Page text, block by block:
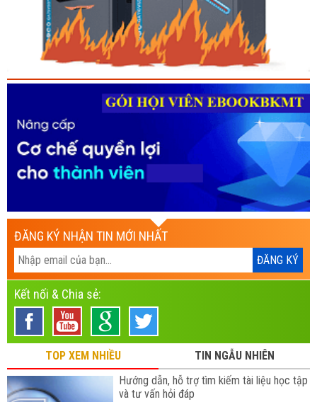
ĐĂNG KÝ NHẬN TIN MỚI NHẤT
Kết nối & Chia sẻ:
TOP XEM NHIỀU
TIN NGẪU NHIÊN
Hướng dẫn, hỗ trợ tìm kiếm tài liệu học tập
và tư vấn hỏi đáp